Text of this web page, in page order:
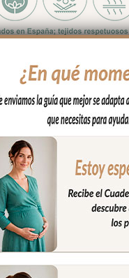
adapta a la mayoría de
del capazo; para el
no rozar al bebé en
algodón.
del bebé y muy
siempre al tono,
del bebé y muy
del peto en piqué con
no abrasivos y